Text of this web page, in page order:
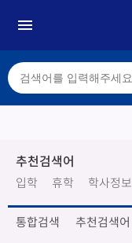
추천검색어
입학 휴학 학사정보
통합검색 추천검색어